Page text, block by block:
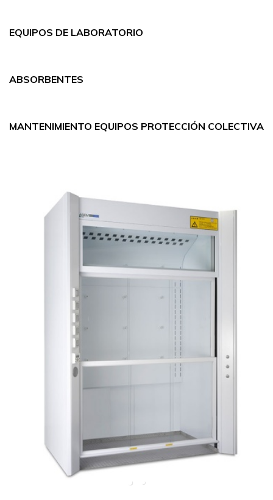
EQUIPOS DE LABORATORIO
ABSORBENTES
MANTENIMIENTO EQUIPOS PROTECCIÓN COLECTIVA